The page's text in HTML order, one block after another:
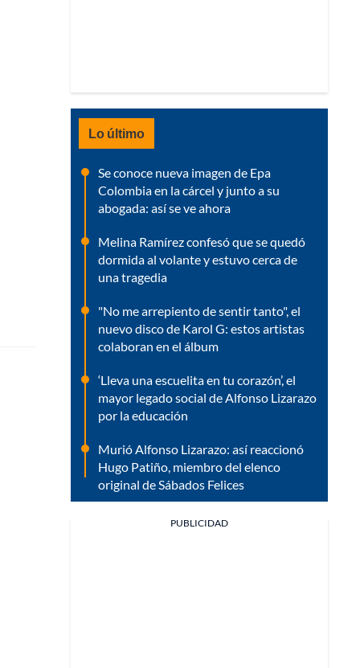
Lo último
Se conoce nueva imagen de Epa
Colombia en la cárcel y junto a su
abogada: así se ve ahora
Melina Ramírez confesó que se quedó
dormida al volante y estuvo cerca de
una tragedia
"No me arrepiento de sentir tanto", el
nuevo disco de Karol G: estos artistas
colaboran en el álbum
‘Lleva una escuelita en tu corazón’, el
mayor legado social de Alfonso Lizarazo
por la educación
Murió Alfonso Lizarazo: así reaccionó
Hugo Patiño, miembro del elenco
original de Sábados Felices
PUBLICIDAD